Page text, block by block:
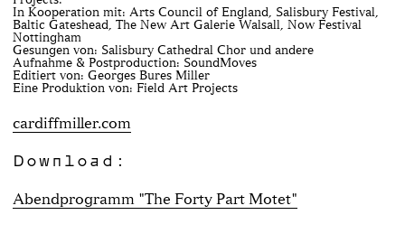
In Kooperation mit: Arts Council of England, Salisbury Festival,
Baltic Gateshead, The New Art Galerie Walsall, Now Festival
Nottingham
Gesungen von: Salisbury Cathedral Chor und andere
Aufnahme & Postproduction: SoundMoves
Editiert von: Georges Bures Miller
Eine Produktion von: Field Art Projects
cardiffmiller.com
Download:
Abendprogramm "The Forty Part Motet"